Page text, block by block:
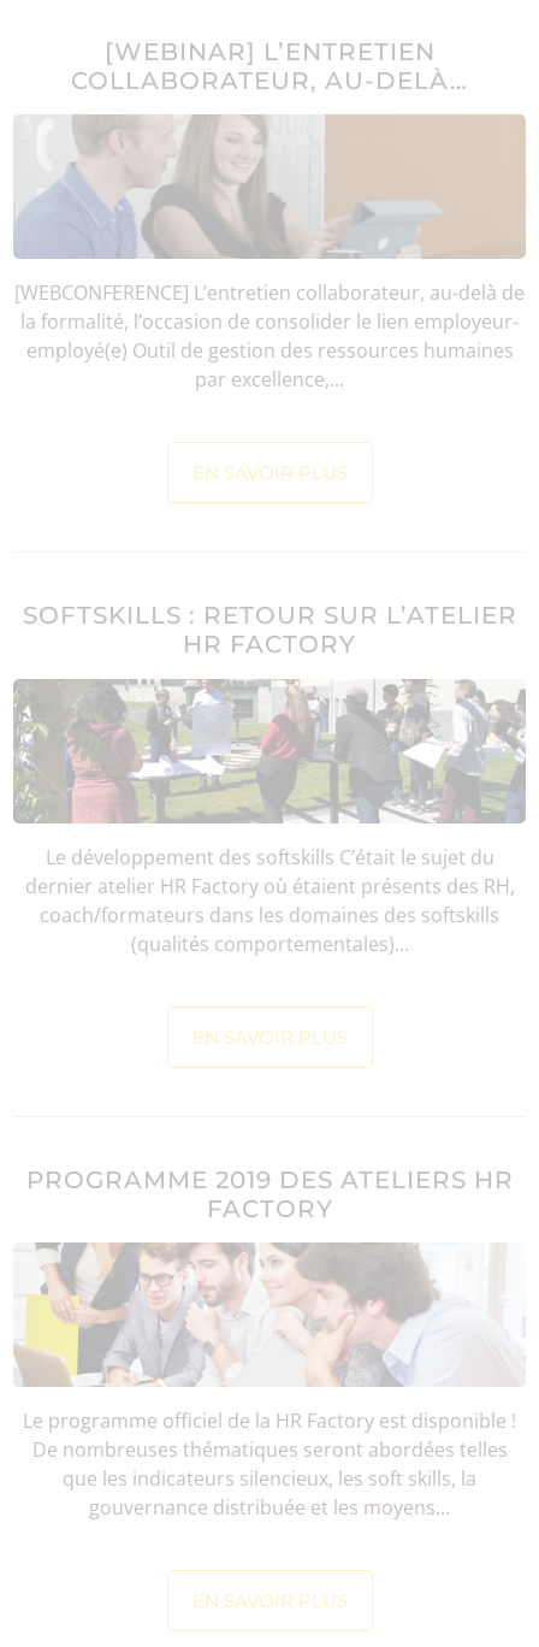
[WEBINAR] L’ENTRETIEN
COLLABORATEUR, AU-DELÀ…
[WEBCONFERENCE] L’entretien collaborateur, au-delà de
la formalité, l’occasion de consolider le lien employeur-
employé(e) Outil de gestion des ressources humaines
par excellence,...
EN SAVOIR PLUS
SOFTSKILLS : RETOUR SUR L’ATELIER
HR FACTORY
Le développement des softskills C’était le sujet du
dernier atelier HR Factory où étaient présents des RH,
coach/formateurs dans les domaines des softskills
(qualités comportementales)...
EN SAVOIR PLUS
PROGRAMME 2019 DES ATELIERS HR
FACTORY
Le programme officiel de la HR Factory est disponible !
De nombreuses thématiques seront abordées telles
que les indicateurs silencieux, les soft skills, la
gouvernance distribuée et les moyens...
EN SAVOIR PLUS